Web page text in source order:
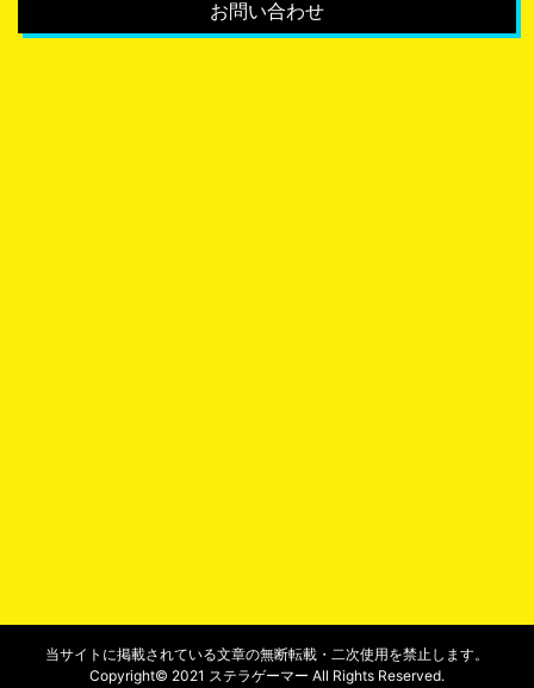
お問い合わせ
当サイトに掲載されている文章の無断転載・二次使用を禁止します。
Copyright© 2021 ステラゲーマー All Rights Reserved.